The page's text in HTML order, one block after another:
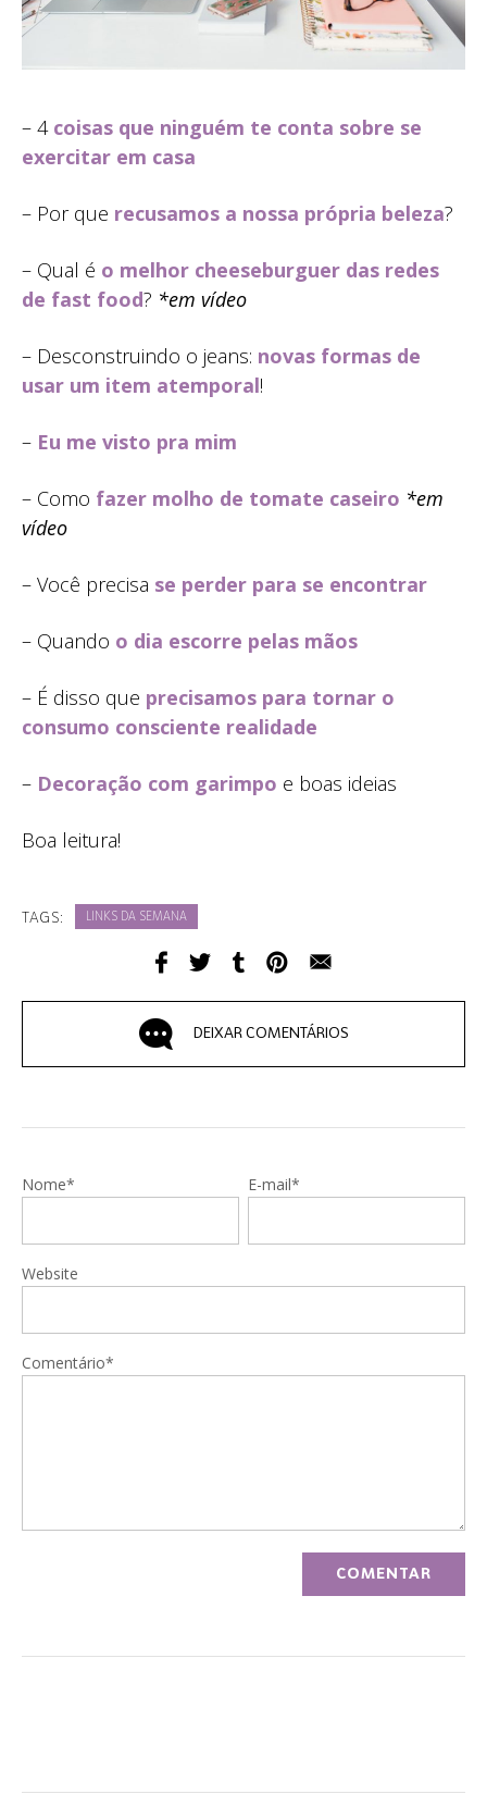
– 4 coisas que ninguém te conta sobre se
exercitar em casa
– Por que recusamos a nossa própria beleza?
– Qual é o melhor cheeseburguer das redes
de fast food? *em vídeo
– Desconstruindo o jeans: novas formas de
usar um item atemporal!
– Eu me visto pra mim
– Como fazer molho de tomate caseiro *em
vídeo
– Você precisa se perder para se encontrar
– Quando o dia escorre pelas mãos
– É disso que precisamos para tornar o
consumo consciente realidade
– Decoração com garimpo e boas ideias
Boa leitura!
TAGS: LINKS DA SEMANA
DEIXAR COMENTÁRIOS
Nome* E-mail*
Website
Comentário*